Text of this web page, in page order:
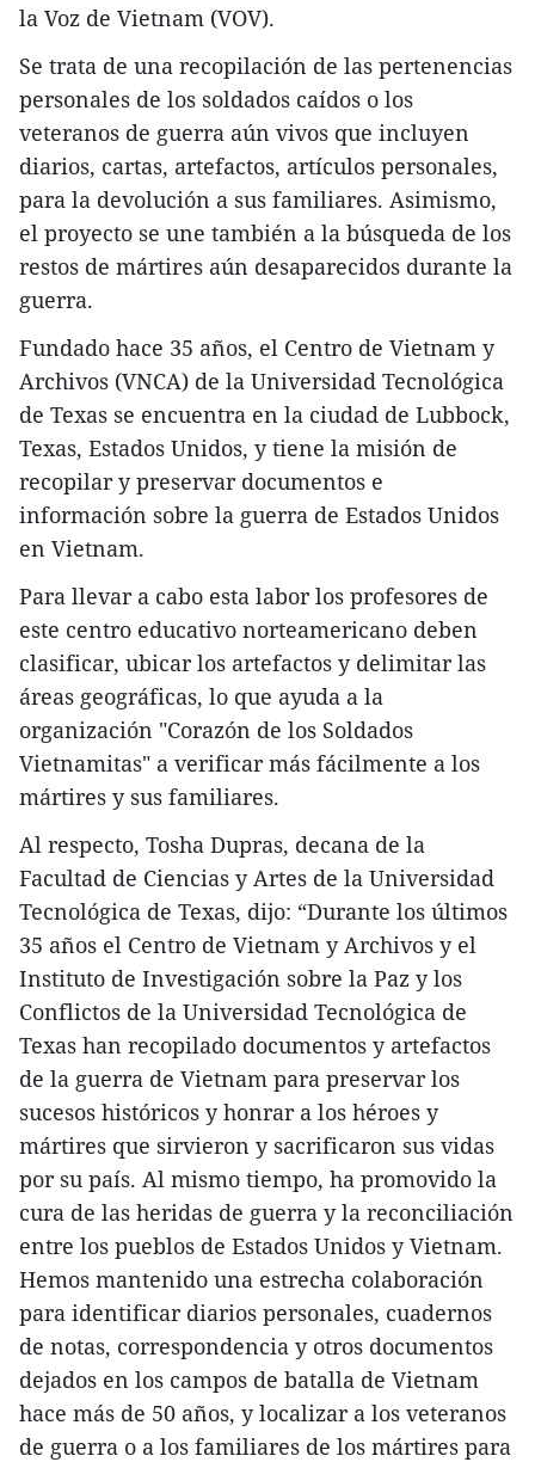
la Voz de Vietnam (VOV).
Se trata de una recopilación de las pertenencias
personales de los soldados caídos o los
veteranos de guerra aún vivos que incluyen
diarios, cartas, artefactos, artículos personales,
para la devolución a sus familiares. Asimismo,
el proyecto se une también a la búsqueda de los
restos de mártires aún desaparecidos durante la
guerra.
Fundado hace 35 años, el Centro de Vietnam y
Archivos (VNCA) de la Universidad Tecnológica
de Texas se encuentra en la ciudad de Lubbock,
Texas, Estados Unidos, y tiene la misión de
recopilar y preservar documentos e
información sobre la guerra de Estados Unidos
en Vietnam.
Para llevar a cabo esta labor los profesores de
este centro educativo norteamericano deben
clasificar, ubicar los artefactos y delimitar las
áreas geográficas, lo que ayuda a la
organización "Corazón de los Soldados
Vietnamitas" a verificar más fácilmente a los
mártires y sus familiares.
Al respecto, Tosha Dupras, decana de la
Facultad de Ciencias y Artes de la Universidad
Tecnológica de Texas, dijo: “Durante los últimos
35 años el Centro de Vietnam y Archivos y el
Instituto de Investigación sobre la Paz y los
Conflictos de la Universidad Tecnológica de
Texas han recopilado documentos y artefactos
de la guerra de Vietnam para preservar los
sucesos históricos y honrar a los héroes y
mártires que sirvieron y sacrificaron sus vidas
por su país. Al mismo tiempo, ha promovido la
cura de las heridas de guerra y la reconciliación
entre los pueblos de Estados Unidos y Vietnam.
Hemos mantenido una estrecha colaboración
para identificar diarios personales, cuadernos
de notas, correspondencia y otros documentos
dejados en los campos de batalla de Vietnam
hace más de 50 años, y localizar a los veteranos
de guerra o a los familiares de los mártires para